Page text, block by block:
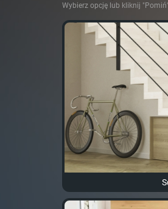
Wybierz opcję lub kliknij